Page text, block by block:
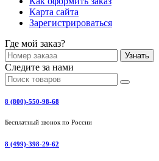
Карта сайта
Зарегистрироваться
Где мой заказ?
Узнать
Следите за нами
8 (800)-550-98-68
Бесплатный звонок по России
8 (499)-398-29-62